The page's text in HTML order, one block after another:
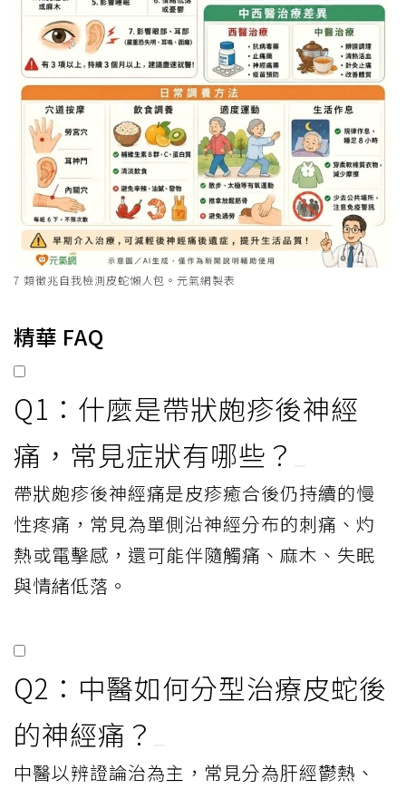
7 類徵兆自我檢測皮蛇懶人包。元氣網製表
精華 FAQ
Q1：什麼是帶狀皰疹後神經
痛，常見症狀有哪些？
帶狀皰疹後神經痛是皮疹癒合後仍持續的慢
性疼痛，常見為單側沿神經分布的刺痛、灼
熱或電擊感，還可能伴隨觸痛、麻木、失眠
與情緒低落。
Q2：中醫如何分型治療皮蛇後
的神經痛？
中醫以辨證論治為主，常見分為肝經鬱熱、